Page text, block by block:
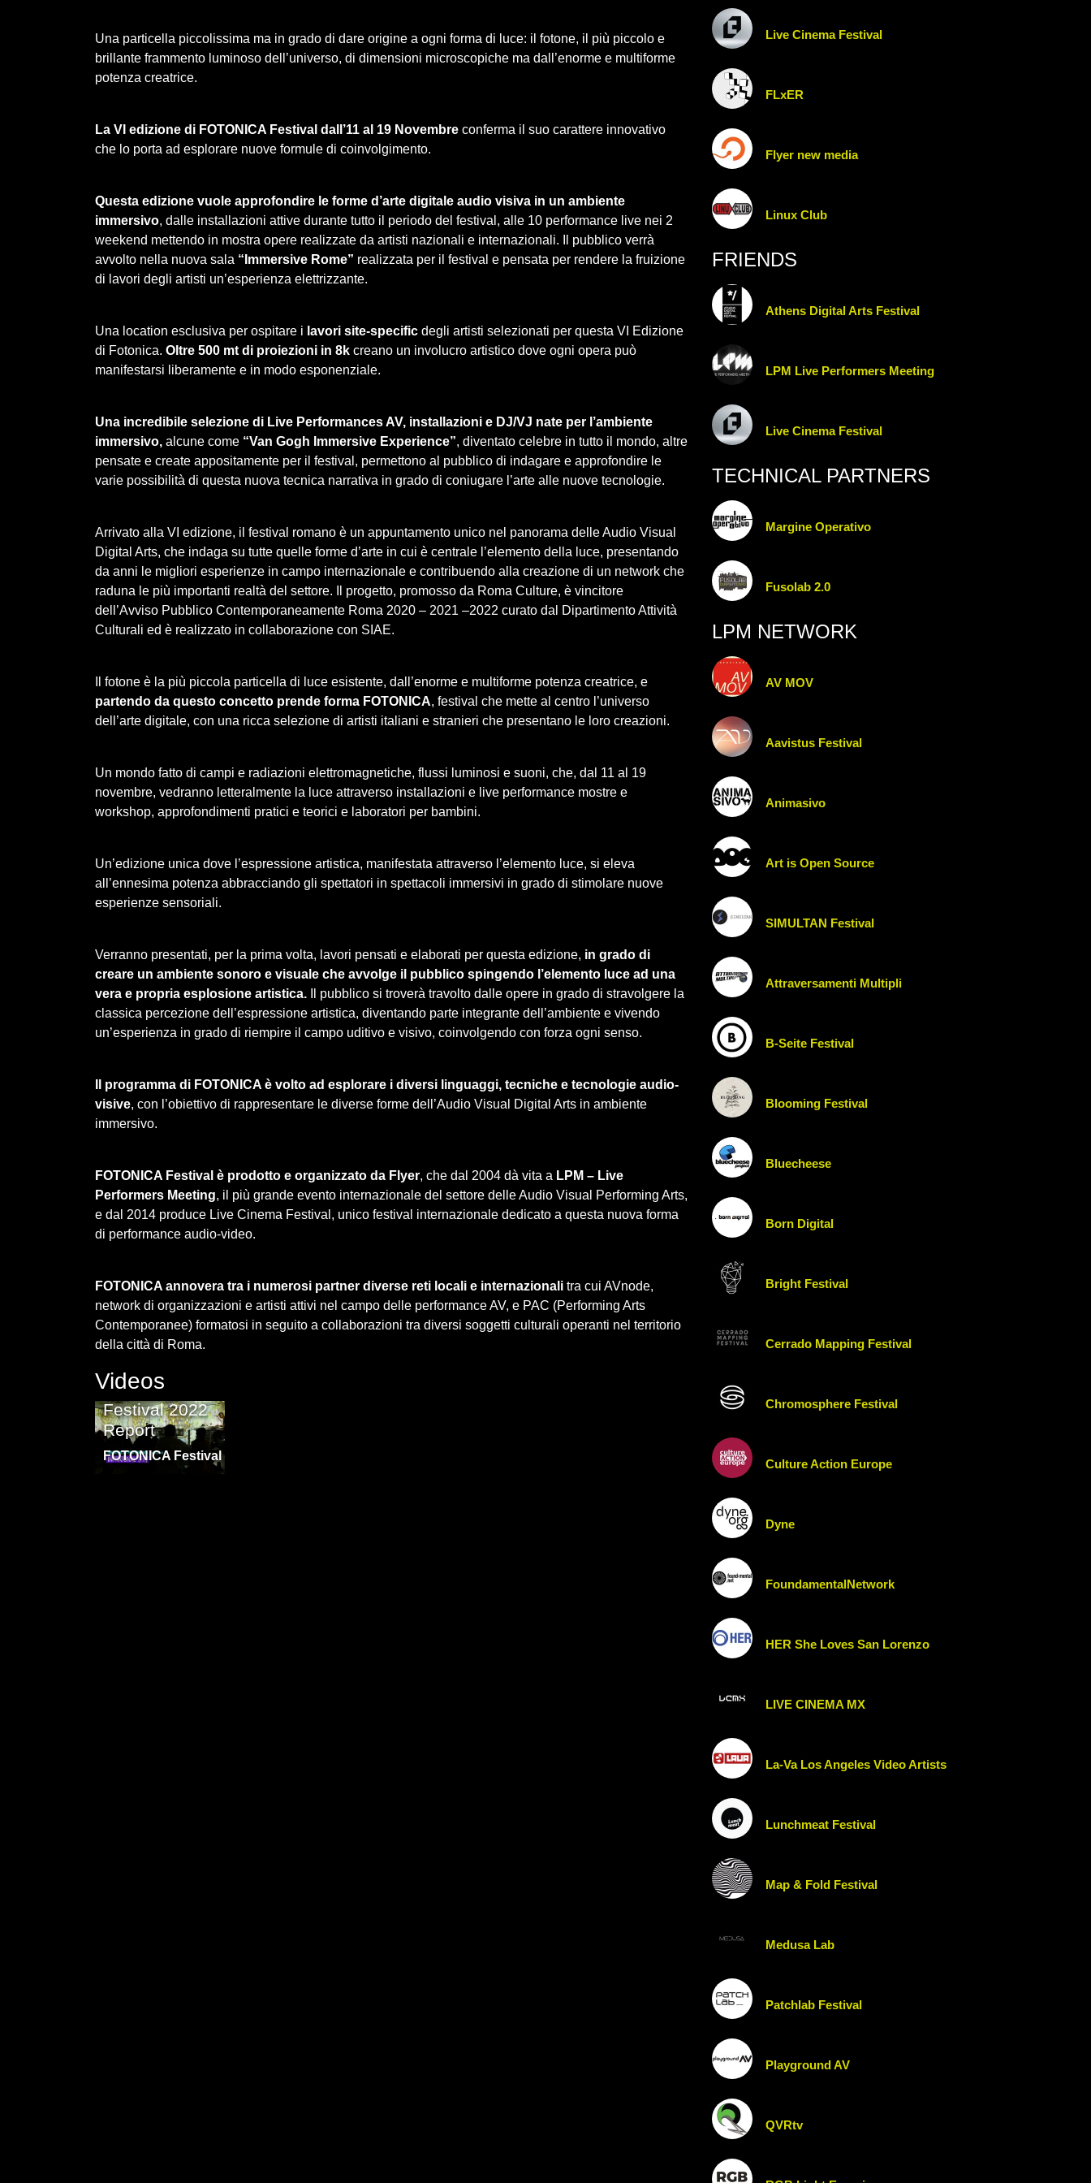
Una particella piccolissima ma in grado di dare origine a ogni forma di luce: il fotone, il più piccolo e
brillante frammento luminoso dell’universo, di dimensioni microscopiche ma dall’enorme e multiforme
potenza creatrice.
La VI edizione di FOTONICA Festival dall’11 al 19 Novembre conferma il suo carattere innovativo
che lo porta ad esplorare nuove formule di coinvolgimento.
Questa edizione vuole approfondire le forme d’arte digitale audio visiva in un ambiente
immersivo, dalle installazioni attive durante tutto il periodo del festival, alle 10 performance live nei 2
weekend mettendo in mostra opere realizzate da artisti nazionali e internazionali. Il pubblico verrà
avvolto nella nuova sala “Immersive Rome” realizzata per il festival e pensata per rendere la fruizione
di lavori degli artisti un’esperienza elettrizzante.
Una location esclusiva per ospitare i lavori site-specific degli artisti selezionati per questa VI Edizione
di Fotonica. Oltre 500 mt di proiezioni in 8k creano un involucro artistico dove ogni opera può
manifestarsi liberamente e in modo esponenziale.
Una incredibile selezione di Live Performances AV, installazioni e DJ/VJ nate per l’ambiente
immersivo, alcune come “Van Gogh Immersive Experience”, diventato celebre in tutto il mondo, altre
pensate e create appositamente per il festival, permettono al pubblico di indagare e approfondire le
varie possibilità di questa nuova tecnica narrativa in grado di coniugare l’arte alle nuove tecnologie.
Arrivato alla VI edizione, il festival romano è un appuntamento unico nel panorama delle Audio Visual
Digital Arts, che indaga su tutte quelle forme d’arte in cui è centrale l’elemento della luce, presentando
da anni le migliori esperienze in campo internazionale e contribuendo alla creazione di un network che
raduna le più importanti realtà del settore. Il progetto, promosso da Roma Culture, è vincitore
dell’Avviso Pubblico Contemporaneamente Roma 2020 – 2021 –2022 curato dal Dipartimento Attività
Culturali ed è realizzato in collaborazione con SIAE.
Il fotone è la più piccola particella di luce esistente, dall’enorme e multiforme potenza creatrice, e
partendo da questo concetto prende forma FOTONICA, festival che mette al centro l’universo
dell’arte digitale, con una ricca selezione di artisti italiani e stranieri che presentano le loro creazioni.
Un mondo fatto di campi e radiazioni elettromagnetiche, flussi luminosi e suoni, che, dal 11 al 19
novembre, vedranno letteralmente la luce attraverso installazioni e live performance mostre e
workshop, approfondimenti pratici e teorici e laboratori per bambini.
Un’edizione unica dove l’espressione artistica, manifestata attraverso l’elemento luce, si eleva
all’ennesima potenza abbracciando gli spettatori in spettacoli immersivi in grado di stimolare nuove
esperienze sensoriali.
Verranno presentati, per la prima volta, lavori pensati e elaborati per questa edizione, in grado di
creare un ambiente sonoro e visuale che avvolge il pubblico spingendo l’elemento luce ad una
vera e propria esplosione artistica. Il pubblico si troverà travolto dalle opere in grado di stravolgere la
classica percezione dell’espressione artistica, diventando parte integrante dell’ambiente e vivendo
un’esperienza in grado di riempire il campo uditivo e visivo, coinvolgendo con forza ogni senso.
Il programma di FOTONICA è volto ad esplorare i diversi linguaggi, tecniche e tecnologie audio-
visive, con l’obiettivo di rappresentare le diverse forme dell’Audio Visual Digital Arts in ambiente
immersivo.
FOTONICA Festival è prodotto e organizzato da Flyer, che dal 2004 dà vita a LPM – Live
Performers Meeting, il più grande evento internazionale del settore delle Audio Visual Performing Arts,
e dal 2014 produce Live Cinema Festival, unico festival internazionale dedicato a questa nuova forma
di performance audio-video.
FOTONICA annovera tra i numerosi partner diverse reti locali e internazionali tra cui AVnode,
network di organizzazioni e artisti attivi nel campo delle performance AV, e PAC (Performing Arts
Contemporanee) formatosi in seguito a collaborazioni tra diversi soggetti culturali operanti nel territorio
della città di Roma.
Videos
Fotonica
Festival 2022
Report
FOTONICA Festival
Live Cinema Festival
FLxER
Flyer new media
Linux Club
FRIENDS
Athens Digital Arts Festival
LPM Live Performers Meeting
Live Cinema Festival
TECHNICAL PARTNERS
Margine Operativo
Fusolab 2.0
LPM NETWORK
AV MOV
Aavistus Festival
Animasivo
Art is Open Source
SIMULTAN Festival
Attraversamenti Multipli
B-Seite Festival
Blooming Festival
Bluecheese
Born Digital
Bright Festival
Cerrado Mapping Festival
Chromosphere Festival
Culture Action Europe
Dyne
FoundamentalNetwork
HER She Loves San Lorenzo
LIVE CINEMA MX
La-Va Los Angeles Video Artists
Lunchmeat Festival
Map & Fold Festival
Medusa Lab
Patchlab Festival
Playground AV
QVRtv